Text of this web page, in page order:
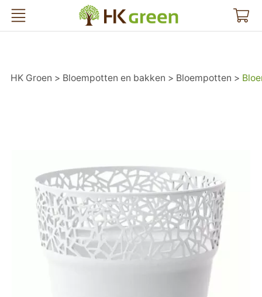
HK Groen
HK Groen Bloempotten en bakken Bloempotten